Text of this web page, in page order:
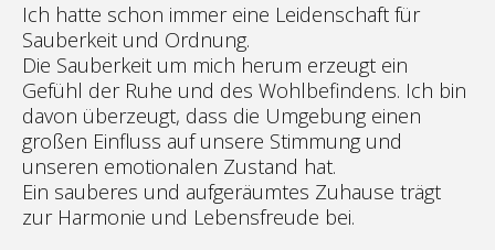
Ich hatte schon immer eine Leidenschaft für
Sauberkeit und Ordnung.
Die Sauberkeit um mich herum erzeugt ein
Gefühl der Ruhe und des Wohlbefindens. Ich bin
davon überzeugt, dass die Umgebung einen
großen Einfluss auf unsere Stimmung und
unseren emotionalen Zustand hat.
Ein sauberes und aufgeräumtes Zuhause trägt
zur Harmonie und Lebensfreude bei.